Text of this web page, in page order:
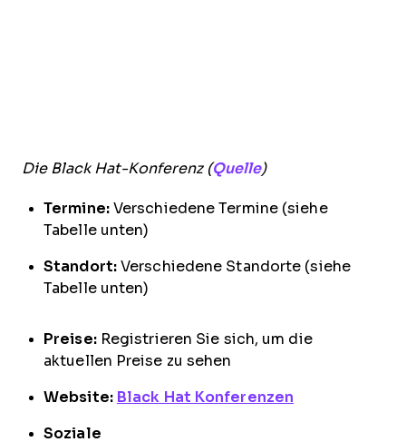
Die Black Hat-Konferenz (Quelle)
Termine:Verschiedene Termine (siehe
Tabelle unten)
Standort:Verschiedene Standorte (siehe
Tabelle unten)
Preise: Registrieren Sie sich, um die
aktuellen Preise zu sehen
Website: Black Hat Konferenzen
Soziale